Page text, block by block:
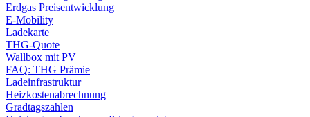
Erdgas Preisentwicklung
E-Mobility
Ladekarte
THG-Quote
Wallbox mit PV
FAQ: THG Prämie
Ladeinfrastruktur
Heizkostenabrechnung
Gradtagszahlen